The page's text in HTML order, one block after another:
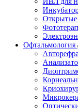
Открытые
Офтальмология